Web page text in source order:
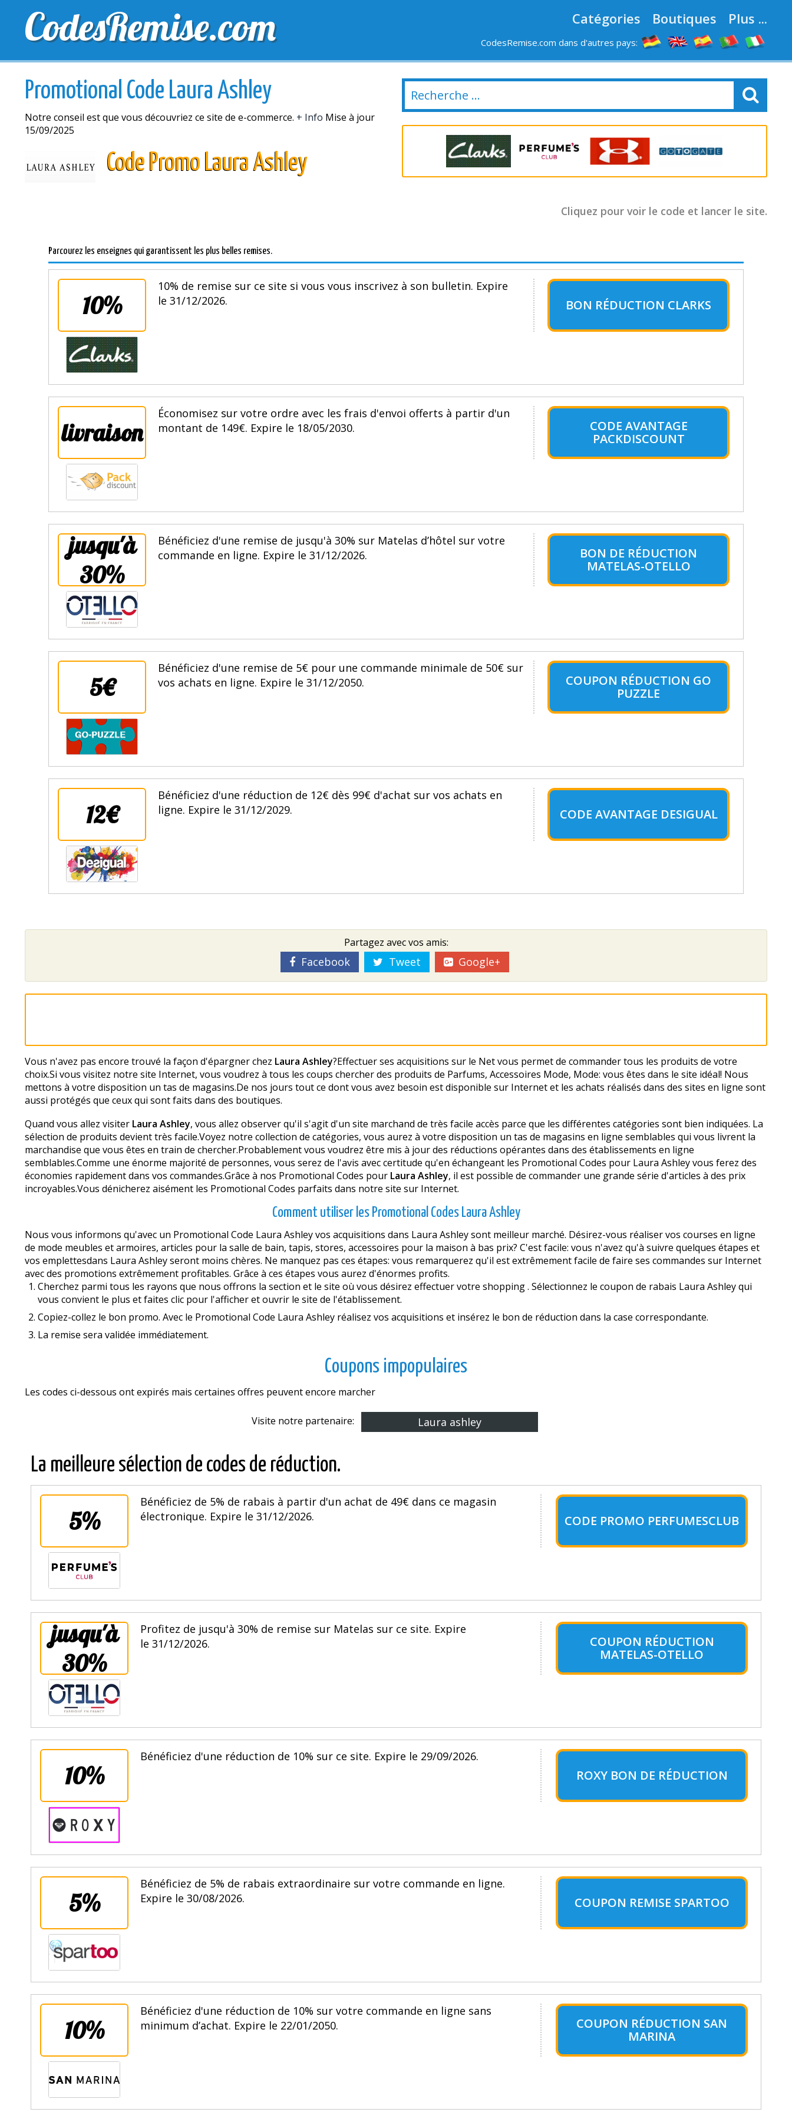
CodesRemise.com Catégories Boutiques Plus ...
CodesRemise.com dans d'autres pays:
MEILLEURS CODES PROMO CODES PROMO EXCLUSIFS DERNIERS JOURS NOUVELLES MAGASINS
Promotional Code Laura Ashley
Notre conseil est que vous découvriez ce site de e-commerce. + Info Mise à jour
15/09/2025
Code Promo Laura Ashley
Cliquez pour voir le code et lancer le site.
Parcourez les enseignes qui garantissent les plus belles remises.
10%
10% de remise sur ce site si vous vous inscrivez à son bulletin. Expire
le 31/12/2026.
BON RÉDUCTION CLARKS
livraison
Économisez sur votre ordre avec les frais d'envoi offerts à partir d'un
montant de 149€. Expire le 18/05/2030.
CODE AVANTAGE
PACKDISCOUNT
jusqu'à
30%
Bénéficiez d'une remise de jusqu'à 30% sur Matelas d’hôtel sur votre
commande en ligne. Expire le 31/12/2026.
BON DE RÉDUCTION
MATELAS-OTELLO
5€
Bénéficiez d'une remise de 5€ pour une commande minimale de 50€ sur
vos achats en ligne. Expire le 31/12/2050.
COUPON RÉDUCTION GO
PUZZLE
12€
Bénéficiez d'une réduction de 12€ dès 99€ d'achat sur vos achats en
ligne. Expire le 31/12/2029.
CODE AVANTAGE DESIGUAL
Partagez avec vos amis:
Facebook Tweet Google+
Vous n'avez pas encore trouvé la façon d'épargner chez Laura Ashley?Effectuer ses acquisitions sur le Net vous permet de commander tous les produits de votre
choix.Si vous visitez notre site Internet, vous voudrez à tous les coups chercher des produits de Parfums, Accessoires Mode, Mode: vous êtes dans le site idéal! Nous
mettons à votre disposition un tas de magasins.De nos jours tout ce dont vous avez besoin est disponible sur Internet et les achats réalisés dans des sites en ligne sont
aussi protégés que ceux qui sont faits dans des boutiques.
Quand vous allez visiter Laura Ashley, vous allez observer qu'il s'agit d'un site marchand de très facile accès parce que les différentes catégories sont bien indiquées. La
sélection de produits devient très facile.Voyez notre collection de catégories, vous aurez à votre disposition un tas de magasins en ligne semblables qui vous livrent la
marchandise que vous êtes en train de chercher.Probablement vous voudrez être mis à jour des réductions opérantes dans des établissements en ligne
semblables.Comme une énorme majorité de personnes, vous serez de l'avis avec certitude qu'en échangeant les Promotional Codes pour Laura Ashley vous ferez des
économies rapidement dans vos commandes.Grâce à nos Promotional Codes pour Laura Ashley, il est possible de commander une grande série d'articles à des prix
incroyables.Vous dénicherez aisément les Promotional Codes parfaits dans notre site sur Internet.
Comment utiliser les Promotional Codes Laura Ashley
Nous vous informons qu'avec un Promotional Code Laura Ashley vos acquisitions dans Laura Ashley sont meilleur marché. Désirez-vous réaliser vos courses en ligne
de mode meubles et armoires, articles pour la salle de bain, tapis, stores, accessoires pour la maison à bas prix? C'est facile: vous n'avez qu'à suivre quelques étapes et
vos emplettesdans Laura Ashley seront moins chères. Ne manquez pas ces étapes: vous remarquerez qu'il est extrêmement facile de faire ses commandes sur Internet
avec des promotions extrêmement profitables. Grâce à ces étapes vous aurez d'énormes profits.
Cherchez parmi tous les rayons que nous offrons la section et le site où vous désirez effectuer votre shopping . Sélectionnez le coupon de rabais Laura Ashley qui
vous convient le plus et faites clic pour l'afficher et ouvrir le site de l'établissement.
Copiez-collez le bon promo. Avec le Promotional Code Laura Ashley réalisez vos acquisitions et insérez le bon de réduction dans la case correspondante.
La remise sera validée immédiatement.
Coupons impopulaires
Les codes ci-dessous ont expirés mais certaines offres peuvent encore marcher
Visite notre partenaire: Laura ashley
La meilleure sélection de codes de réduction.
5%
Bénéficiez de 5% de rabais à partir d'un achat de 49€ dans ce magasin
électronique. Expire le 31/12/2026.
CODE PROMO PERFUMESCLUB
jusqu'à
30%
Profitez de jusqu'à 30% de remise sur Matelas sur ce site. Expire
le 31/12/2026.
COUPON RÉDUCTION
MATELAS-OTELLO
10%
Bénéficiez d'une réduction de 10% sur ce site. Expire le 29/09/2026.
ROXY BON DE RÉDUCTION
5%
Bénéficiez de 5% de rabais extraordinaire sur votre commande en ligne.
Expire le 30/08/2026.
COUPON REMISE SPARTOO
10%
Bénéficiez d'une réduction de 10% sur votre commande en ligne sans
minimum d’achat. Expire le 22/01/2050.
COUPON RÉDUCTION SAN
MARINA